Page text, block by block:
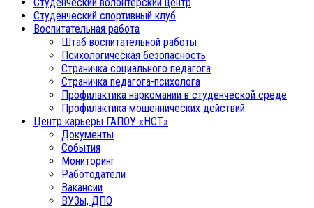
Студенческий спортивный клуб
Воспитательная работа
Штаб воспитательной работы
Психологическая безопасность
Страничка социального педагога
Страничка педагога-психолога
Профилактика наркомании в студенческой среде
Профилактика мошеннических действий
Центр карьеры ГАПОУ «НСТ»
Документы
События
Мониторинг
Работодатели
Вакансии
ВУЗы, ДПО